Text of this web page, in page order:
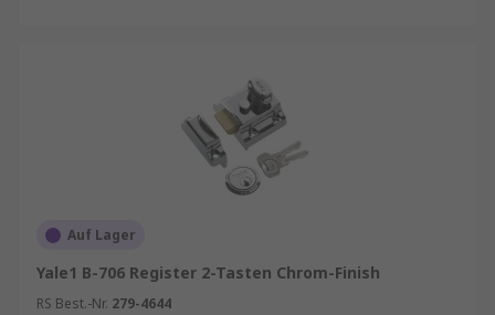
Auf Lager
Yale1 B-706 Register 2-Tasten Chrom-Finish
RS Best.-Nr. 279-4644